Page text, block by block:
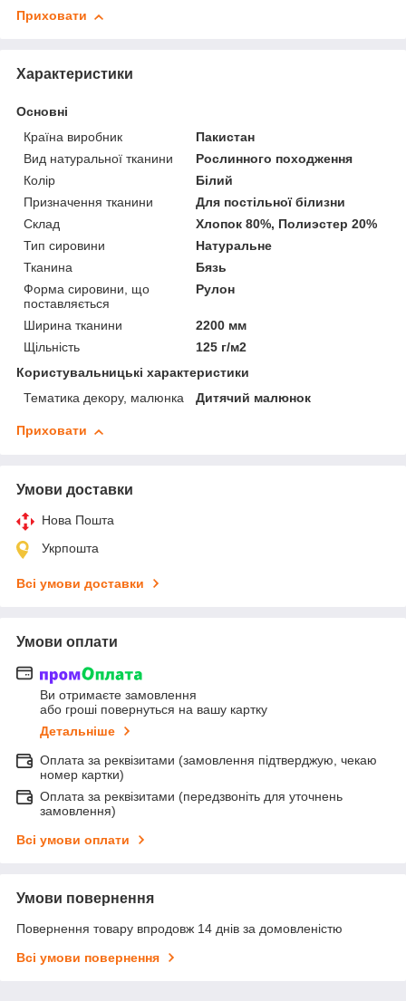
Приховати
Характеристики
Основні
Країна виробник
Пакистан
Вид натуральної тканини
Рослинного походження
Колір
Білий
Призначення тканини
Для постільної білизни
Склад
Хлопок 80%, Полиэстер 20%
Тип сировини
Натуральне
Тканина
Бязь
Форма сировини, що
поставляється
Рулон
Ширина тканини
2200 мм
Щільність
125 г/м2
Користувальницькі характеристики
Тематика декору, малюнка
Дитячий малюнок
Приховати
Умови доставки
Нова Пошта
Укрпошта
Всі умови доставки
Умови оплати
Ви отримаєте замовлення
або гроші повернуться на вашу картку
Детальніше
Оплата за реквізитами (замовлення підтверджую, чекаю
номер картки)
Оплата за реквізитами (передзвоніть для уточнень
замовлення)
Всі умови оплати
Умови повернення
Повернення товару впродовж 14 днів за домовленістю
Всі умови повернення